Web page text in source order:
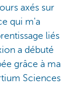
axés sur
qui m'a
liés
a débuté
grâce à ma
Sciences